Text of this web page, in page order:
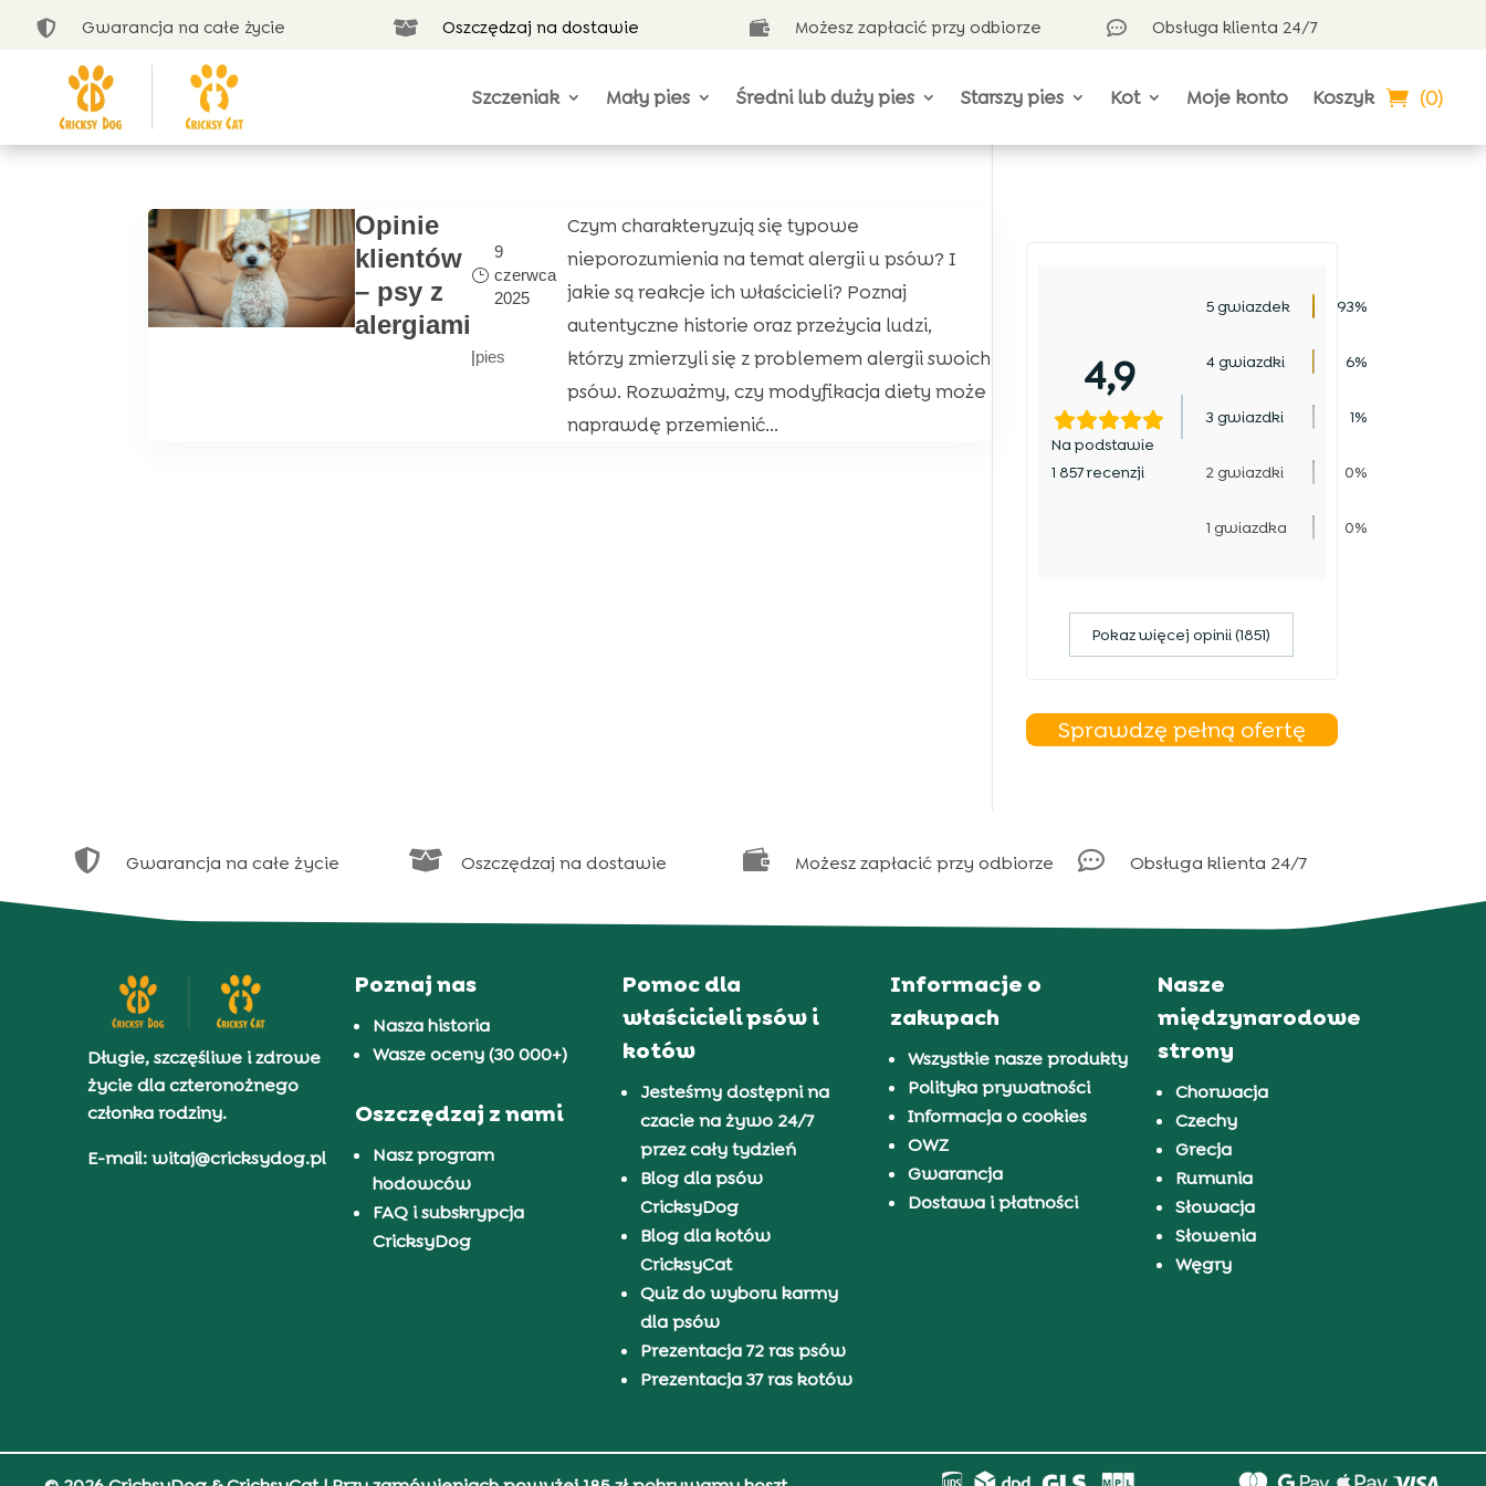
 Gwarancja na całe życie  Oszczędzaj na dostawie  Możesz zapłacić przy odbiorze  Obsługa klienta 24/7
Szczeniak Mały pies Średni lub duży pies Starszy pies Kot Moje konto Koszyk (0)
Opinie
klientów
– psy z
alergiami
9
czerwca
2025
|pies
Czym charakteryzują się typowe
nieporozumienia na temat alergii u psów? I
jakie są reakcje ich właścicieli? Poznaj
autentyczne historie oraz przeżycia ludzi,
którzy zmierzyli się z problemem alergii swoich
psów. Rozważmy, czy modyfikacja diety może
naprawdę przemienić...
4,9
Na podstawie
1 857 recenzji
5 gwiazdek 93%
4 gwiazdki 6%
3 gwiazdki 1%
2 gwiazdki 0%
1 gwiazdka 0%
Pokaz więcej opinii (1851)
Sprawdzę pełną ofertę
 Gwarancja na całe życie  Oszczędzaj na dostawie  Możesz zapłacić przy odbiorze  Obsługa klienta 24/7
Długie, szczęśliwe i zdrowe
życie dla czteronożnego
członka rodziny.
E-mail: witaj@cricksydog.pl
Poznaj nas
Nasza historia
Wasze oceny (30 000+)
Oszczędzaj z nami
Nasz program
hodowców
FAQ i subskrypcja
CricksyDog
Pomoc dla
właścicieli psów i
kotów
Jesteśmy dostępni na
czacie na żywo 24/7
przez cały tydzień
Blog dla psów
CricksyDog
Blog dla kotów
CricksyCat
Quiz do wyboru karmy
dla psów
Prezentacja 72 ras psów
Prezentacja 37 ras kotów
Informacje o
zakupach
Wszystkie nasze produkty
Polityka prywatności
Informacja o cookies
OWZ
Gwarancja
Dostawa i płatności
Nasze
międzynarodowe
strony
Chorwacja
Czechy
Grecja
Rumunia
Słowacja
Słowenia
Węgry